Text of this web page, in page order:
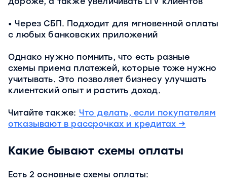
Через СБП. Подходит для мгновенной оплаты
с любых банковских приложений
Однако нужно помнить, что есть разные
схемы приема платежей, которые тоже нужно
учитывать. Это позволяет бизнесу улучшать
клиентский опыт и растить доход.
Читайте также: Что делать, если покупателям
отказывают в рассрочках и кредитах →
Какие бывают схемы оплаты
Есть 2 основные схемы оплаты: